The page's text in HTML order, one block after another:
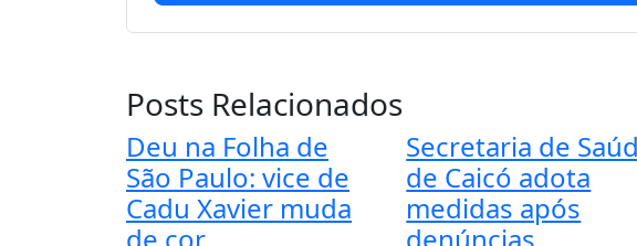
Posts Relacionados
Deu na Folha de
São Paulo: vice de
Cadu Xavier muda
de cor
Secretaria de
de Caicó adota
medidas após
denúncias